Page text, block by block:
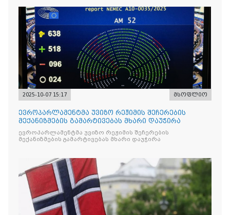
2025-10-07 15:17 მსოფლიო
ევროპარლამენტმა უვიზო რეჟიმის შეჩერების
მექანიზმების გამარტივებას მხარი დაუჭირა
ევროპარლამენტმა უვიზო რეჟიმის შეჩერების
მექანიზმების გამარტივებას მხარი დაუჭირა